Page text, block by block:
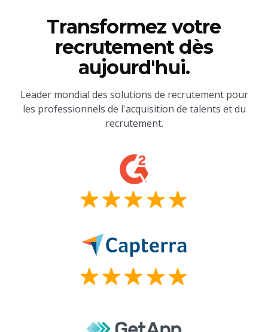
Transformez votre
recrutement dès
aujourd'hui.
Leader mondial des solutions de recrutement pour
les professionnels de l'acquisition de talents et du
recrutement.